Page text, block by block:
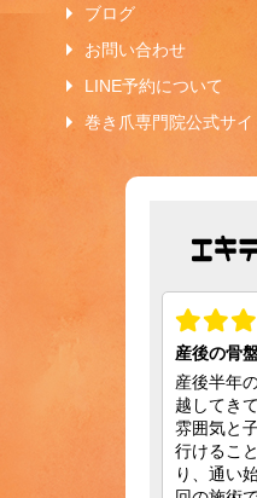
ブログ
お問い合わせ
LINE予約について
巻き爪専門院公式サイ